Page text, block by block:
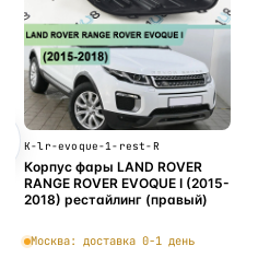
K-lr-evoque-1-rest-R
Корпус фары LAND ROVER
RANGE ROVER EVOQUE I (2015-
2018) рестайлинг (правый)
Москва: доставка 0-1 день